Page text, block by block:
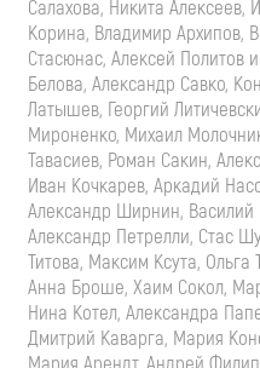
Салахова, Никита Алексеев,
Корина, Владимир Архипов,
Стасюнас, Алексей Политов
Белова, Александр Савко,
Латышев, Георгий
Мироненко, Михаил
Тавасиев, Роман Сакин,
Иван Кочкарев, Аркадий
Александр Ширнин,
Александр Петрелли, Стас
Титова, Максим Ксута, Ольга
Анна Броше, Хаим Сокол,
Нина Котел, Александра
Дмитрий Каварга, Мария